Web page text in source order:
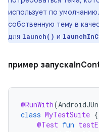
использует по
собственную тему в
для launch() и
пример
@RunWith(
class MyTestSuite {
@Test fun